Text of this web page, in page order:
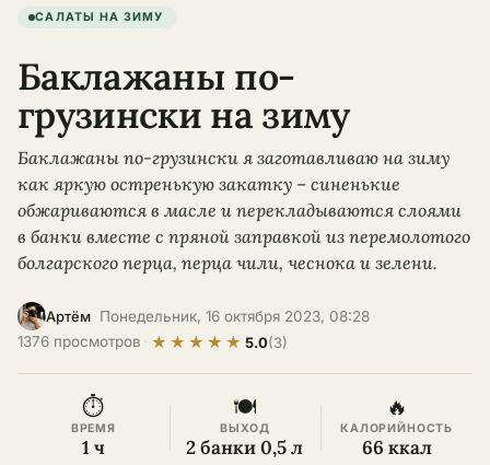
САЛАТЫ НА ЗИМУ
Баклажаны по-
грузински на зиму
Баклажаны по-грузински я заготавливаю на зиму
как яркую остренькую закатку – синенькие
обжариваются в масле и перекладываются слоями
в банки вместе с пряной заправкой из перемолотого
болгарского перца, перца чили, чеснока и зелени.
Артём Понедельник, 16 октября 2023, 08:28
1376 просмотров
★ ★ ★ ★ ★ 5.0(3)
⏱
ВРЕМЯ
1 ч
🍽
ВЫХОД
2 банки 0,5 л
🔥
КАЛОРИЙНОСТЬ
66 ккал